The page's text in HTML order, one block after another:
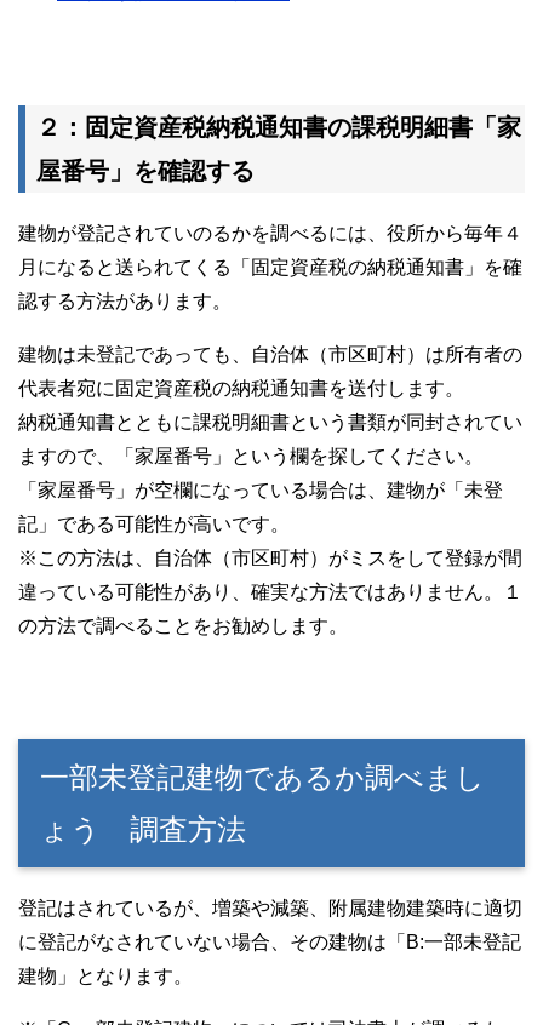
２：固定資産税納税通知書の課税明細書「家
屋番号」を確認する
建物が登記されていのるかを調べるには、役所から毎年４
月になると送られてくる「固定資産税の納税通知書」を確
認する方法があります。
建物は未登記であっても、自治体（市区町村）は所有者の
代表者宛に固定資産税の納税通知書を送付します。
納税通知書とともに課税明細書という書類が同封されてい
ますので、「家屋番号」という欄を探してください。
「家屋番号」が空欄になっている場合は、建物が「未登
記」である可能性が高いです。
※この方法は、自治体（市区町村）がミスをして登録が間
違っている可能性があり、確実な方法ではありません。１
の方法で調べることをお勧めします。
一部未登記建物であるか調べまし
ょう 調査方法
登記はされているが、増築や減築、附属建物建築時に適切
に登記がなされていない場合、その建物は「B:一部未登記
建物」となります。